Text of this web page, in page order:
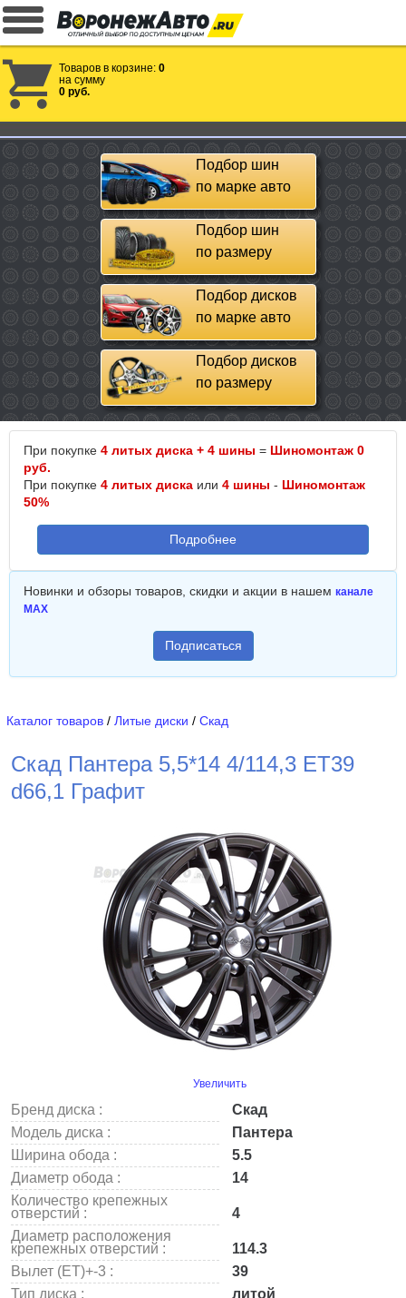
Товаров в корзине: 0
на сумму
0 руб.
Подбор шин
по марке авто
Подбор шин
по размеру
Подбор дисков
по марке авто
Подбор дисков
по размеру
При покупке 4 литых диска + 4 шины = Шиномонтаж 0
руб.
При покупке 4 литых диска или 4 шины - Шиномонтаж
50%
Подробнее
Новинки и обзоры товаров, скидки и акции в нашем канале
MAX
Подписаться
Каталог товаров / Литые диски / Скад
Скад Пантера 5,5*14 4/114,3 ET39
d66,1 Графит
Увеличить
Бренд диска :
Скад
Модель диска :
Пантера
Ширина обода :
5.5
Диаметр обода :
14
Количество крепежных
отверстий :
4
Диаметр расположения
крепежных отверстий :
114.3
Вылет (ET)+-3 :
39
Тип диска :
литой